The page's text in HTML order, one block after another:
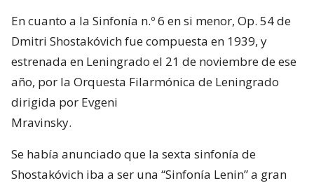
En cuanto a la Sinfonía n.º 6 en si menor, Op. 54 de
Dmitri Shostakóvich fue compuesta en 1939, y
estrenada en Leningrado el 21 de noviembre de ese
año, por la Orquesta Filarmónica de Leningrado
dirigida por Evgeni
Mravinsky.
Se había anunciado que la sexta sinfonía de
Shostakóvich iba a ser una “Sinfonía Lenin” a gran